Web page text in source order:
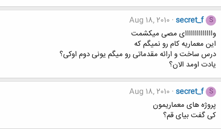
S
secret_f
Aug 18, 2010
واااااااااااااای مصی میکشمت
این معماریه کام رو نمیگم که
درس ساخت و ارائه مقدماتی رو میگم یونی دوم اوکی؟
یادت اومد الان؟
S
secret_f
Aug 18, 2010
پروژه های معماریمون
کی گفت بیای قم؟